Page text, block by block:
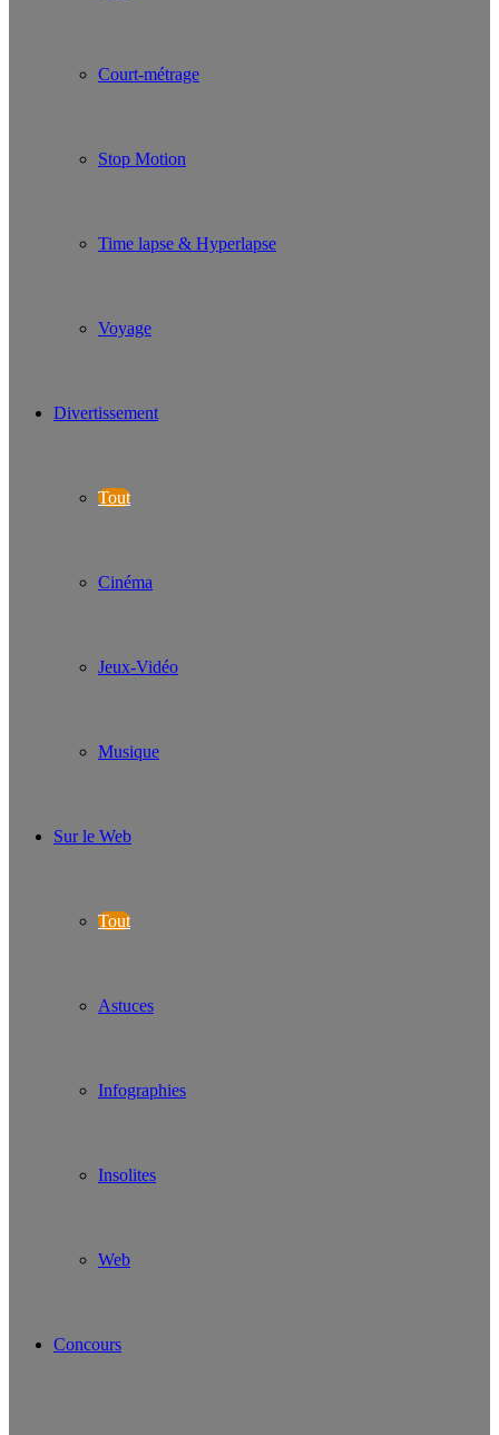
Court-métrage
Stop Motion
Time lapse & Hyperlapse
Voyage
Divertissement
Tout
Cinéma
Jeux-Vidéo
Musique
Sur le Web
Tout
Astuces
Infographies
Insolites
Web
Concours